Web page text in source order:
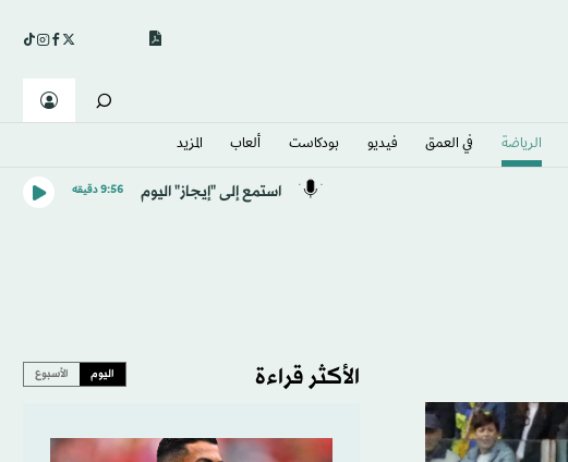
الرياضة في العمق فيديو بودكاست ألعاب المزيد
استمع إلى "إيجاز" اليوم 9:56 دقيقه
الأكثر قراءة اليوم الأسبوع